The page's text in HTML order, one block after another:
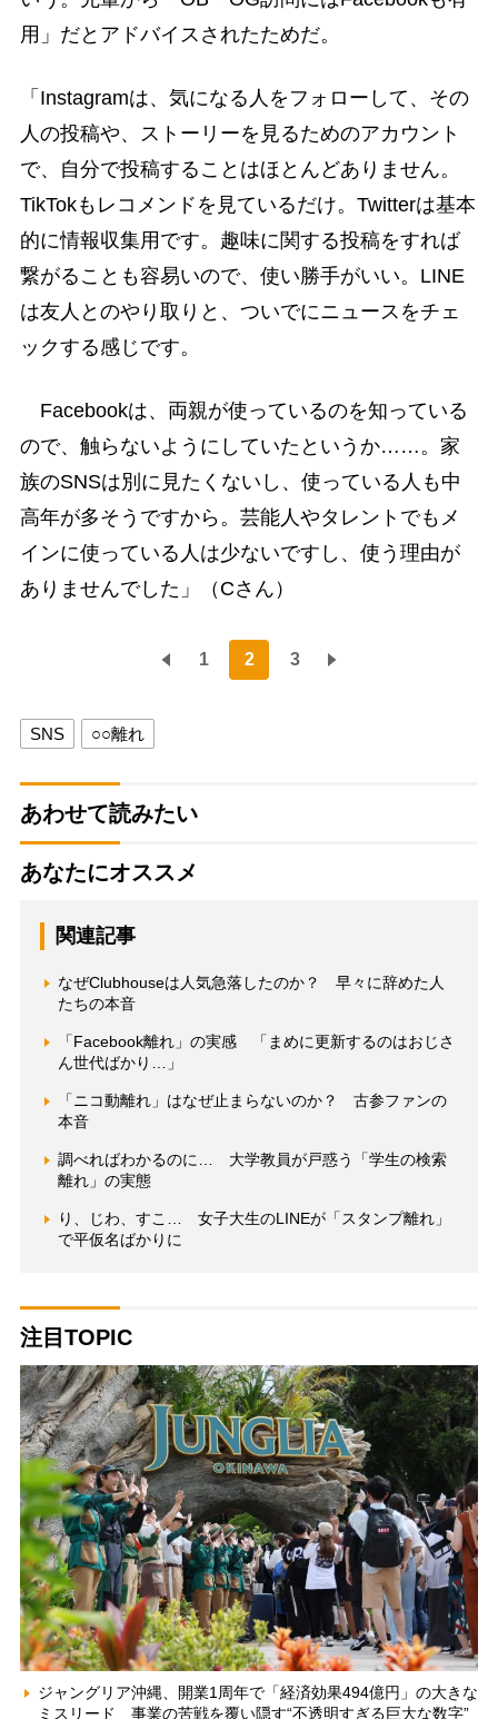
用」だとアドバイスされたためだ。
「Instagramは、気になる人をフォローして、その
人の投稿や、ストーリーを見るためのアカウント
で、自分で投稿することはほとんどありません。
TikTokもレコメンドを見ているだけ。Twitterは基本
的に情報収集用です。趣味に関する投稿をすれば
繋がることも容易いので、使い勝手がいい。LINE
は友人とのやり取りと、ついでにニュースをチェ
ックする感じです。
Facebookは、両親が使っているのを知っている
ので、触らないようにしていたというか……。家
族のSNSは別に見たくないし、使っている人も中
高年が多そうですから。芸能人やタレントでもメ
インに使っている人は少ないですし、使う理由が
ありませんでした」（Cさん）
1 2 3
SNS ○○離れ
あわせて読みたい
あなたにオススメ
関連記事
なぜClubhouseは人気急落したのか？ 早々に辞めた人
たちの本音
「Facebook離れ」の実感 「まめに更新するのはおじさ
ん世代ばかり…」
「ニコ動離れ」はなぜ止まらないのか？ 古参ファンの
本音
調べればわかるのに… 大学教員が戸惑う「学生の検索
離れ」の実態
り、じわ、すこ… 女子大生のLINEが「スタンプ離れ」
で平仮名ばかりに
注目TOPIC
ジャングリア沖縄、開業1周年で「経済効果494億円」の大きな
ミスリード 事業の苦戦を覆い隠す“不透明すぎる巨大な数字”